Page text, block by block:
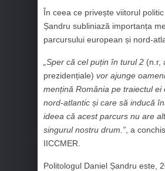
În ceea ce privește viitorul
Șandru subliniază importanța
parcursului european și nord-
Sper că cel puțin în turul 2 (n.r,
prezidențiale) vor ajunge
mențină România pe traiectul ei
nord-atlantic și care să inducă
ideea că acest parcurs nu are
singurul nostru drum.” , a
IICCMER.
Politologul Daniel Șandru este,